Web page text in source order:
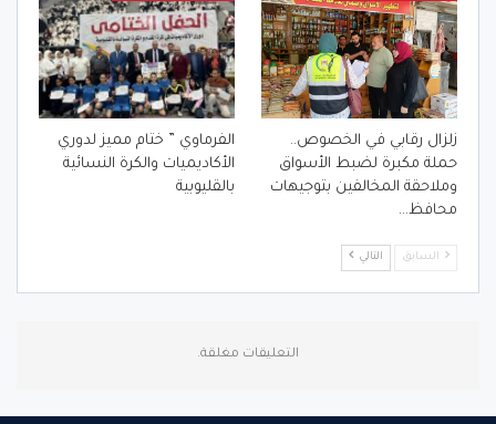
زلزال رقابي في الخصوص..
حملة مكبرة لضبط الأسواق
وملاحقة المخالفين بتوجيهات
محافظ…
الفرماوي ” ختام مميز لدوري
الأكاديميات والكرة النسائية
بالقليوبية
السابق التالي
التعليقات مغلقة.